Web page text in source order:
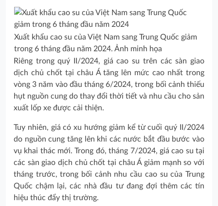
Xuất khẩu cao su của Việt Nam sang Trung Quốc giảm
trong 6 tháng đầu năm 2024. Ảnh minh họa
Riêng trong quý II/2024, giá cao su trên các sàn giao
dịch chủ chốt tại châu Á tăng lên mức cao nhất trong
vòng 3 năm vào đầu tháng 6/2024, trong bối cảnh thiếu
hụt nguồn cung do thay đổi thời tiết và nhu cầu cho sản
xuất lốp xe được cải thiện.
Tuy nhiên, giá có xu hướng giảm kể từ cuối quý II/2024
do nguồn cung tăng lên khi các nước bắt đầu bước vào
vụ khai thác mới. Trong đó, tháng 7/2024, giá cao su tại
các sàn giao dịch chủ chốt tại châu Á giảm mạnh so với
tháng trước, trong bối cảnh nhu cầu cao su của Trung
Quốc chậm lại, các nhà đầu tư đang đợi thêm các tín
hiệu thúc đẩy thị trường.